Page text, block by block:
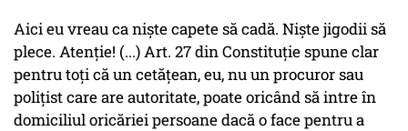
Aici eu vreau ca nişte capete să cadă. Nişte jigodii să
plece. Atenţie! (...) Art. 27 din Constituţie spune clar
pentru toţi că un cetăţean, eu, nu un procuror sau
poliţist care are autoritate, poate oricând să intre în
domiciliul oricăriei persoane dacă o face pentru a